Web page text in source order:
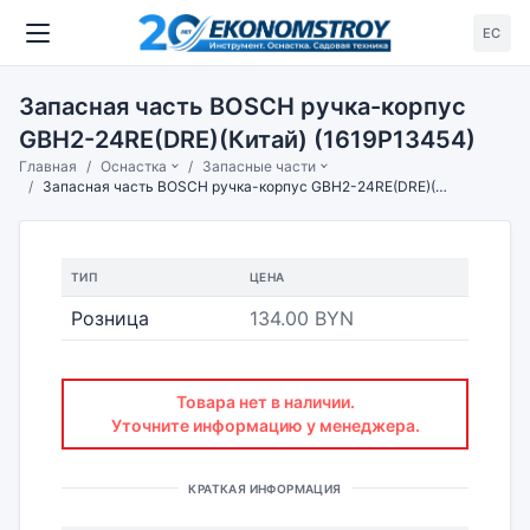
ЕС
Запасная часть BOSCH ручка-корпус
GBH2-24RE(DRE)(Китай) (1619P13454)
Главная Оснастка
Запасные части
Запасная часть BOSCH ручка-корпус GBH2-24RE(DRE)(Китай) (1619P13454)
ТИП ЦЕНА
Розница 134.00 BYN
Товара нет в наличии.
Уточните информацию у менеджера.
КРАТКАЯ ИНФОРМАЦИЯ